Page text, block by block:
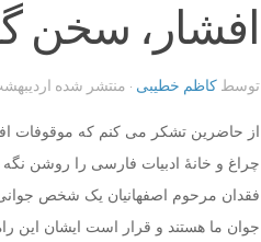
افشار، سخن
توسط کاظم خطیبی · منتشر شده اردیبهشت ۶,
از حاضرین تشکر می کنم که موقوفات
چراغ و خانۀ ادبیات فارسی را روشن
فقدان مرحوم اصفهانیان یک شخص جوانی
جوان ما هستند و قرار است ایشان این